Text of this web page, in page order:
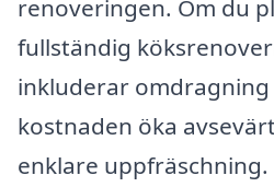
renoveringen. Om du
fullständig
inkluderar omdragning
kostnaden öka
enklare